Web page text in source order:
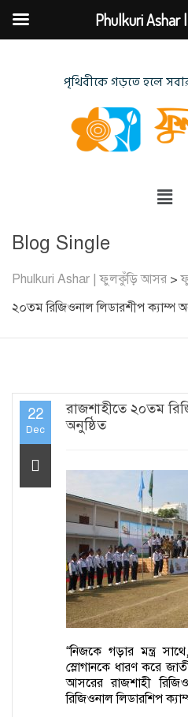
পৃথিবীকে গড়তে হলে
Blog Single
Phulkuri Ashar | ফুলকুঁড়ি আসর >
২০তম রিজিওনাল লিডারশীপ ক্যাম্প
22
Dec
রাজশাহীতে ২০তম
অনুষ্ঠিত
“নিজকে গড়ার মন্ত্র
স্লোগানকে ধারণ করে
আসরের রাজশাহী
রিজিওনাল লিডারশিপ
Phulkuri